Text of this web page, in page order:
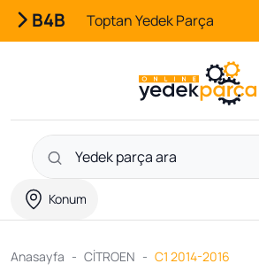
B4B Toptan Yedek Parça
Konum
Anasayfa CİTROEN C1 2014-2016